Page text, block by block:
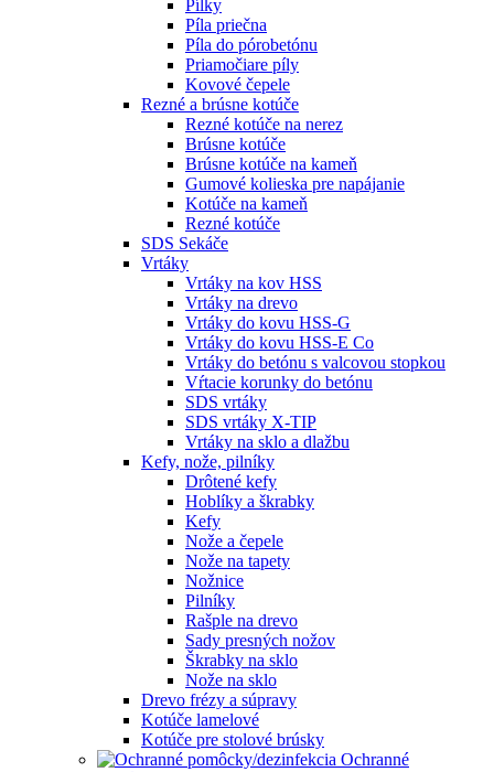
Pílky
Píla priečna
Píla do pórobetónu
Priamočiare píly
Kovové čepele
Rezné a brúsne kotúče
Rezné kotúče na nerez
Brúsne kotúče
Brúsne kotúče na kameň
Gumové kolieska pre napájanie
Kotúče na kameň
Rezné kotúče
SDS Sekáče
Vrtáky
Vrtáky na kov HSS
Vrtáky na drevo
Vrtáky do kovu HSS-G
Vrtáky do kovu HSS-E Co
Vrtáky do betónu s valcovou stopkou
Vŕtacie korunky do betónu
SDS vrtáky
SDS vrtáky X-TIP
Vrtáky na sklo a dlažbu
Kefy, nože, pilníky
Drôtené kefy
Hoblíky a škrabky
Kefy
Nože a čepele
Nože na tapety
Nožnice
Pilníky
Rašple na drevo
Sady presných nožov
Škrabky na sklo
Nože na sklo
Drevo frézy a súpravy
Kotúče lamelové
Kotúče pre stolové brúsky
Ochranné